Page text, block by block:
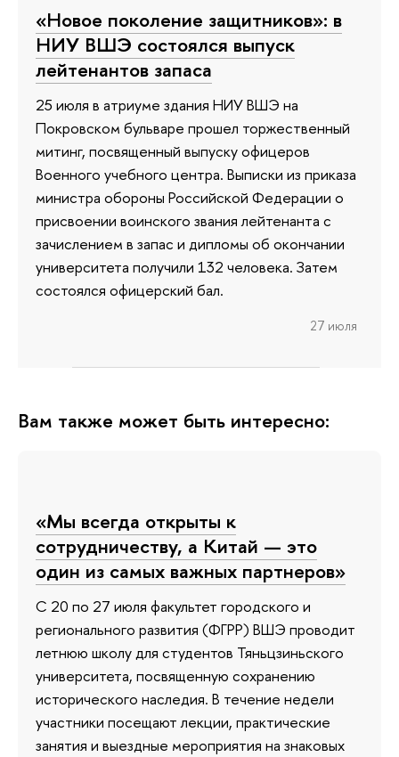
«Новое поколение защитников»: в
НИУ ВШЭ состоялся выпуск
лейтенантов запаса
25 июля в атриуме здания НИУ ВШЭ на
Покровском бульваре прошел торжественный
митинг, посвященный выпуску офицеров
Военного учебного центра. Выписки из приказа
министра обороны Российской Федерации о
присвоении воинского звания лейтенанта с
зачислением в запас и дипломы об окончании
университета получили 132 человека. Затем
состоялся офицерский бал.
27 июля
Вам также может быть интересно:
«Мы всегда открыты к
сотрудничеству, а Китай — это
один из самых важных партнеров»
С 20 по 27 июля факультет городского и
регионального развития (ФГРР) ВШЭ проводит
летнюю школу для студентов Тяньцзиньского
университета, посвященную сохранению
исторического наследия. В течение недели
участники посещают лекции, практические
занятия и выездные мероприятия на знаковых